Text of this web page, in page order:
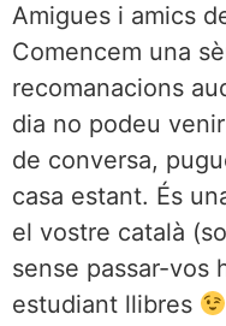
Amigues i amics
Comencem una
recomanacions
dia no podeu
de conversa,
casa estant. És
el vostre català
sense passar-vos
estudiant llibres